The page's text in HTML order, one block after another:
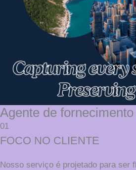
Agente de
01
FOCO NO CLIENTE
Nosso serviço é projetado para ser